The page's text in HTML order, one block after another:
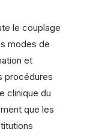
le couplage
modes de
et
procédures
clinique du
que les